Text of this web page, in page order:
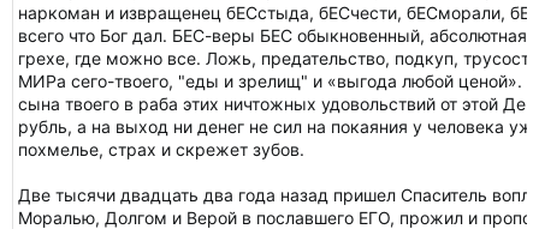
наркоман и извращенец бЕСстыда, бЕСчести, бЕСморали,
всего что Бог дал. БЕС-веры БЕС обыкновенный, абсолютная
грехе, где можно все. Ложь, предательство, подкуп,
МИРа сего-твоего, "еды и зрелищ" и «выгода любой ценой».
сына твоего в раба этих ничтожных удовольствий от этой
рубль, а на выход ни денег не сил на покаяния у человека
похмелье, страх и скрежет зубов.
Две тысячи двадцать два года назад пришел Спаситель
Моралью, Долгом и Верой в пославшего ЕГО, прожил и